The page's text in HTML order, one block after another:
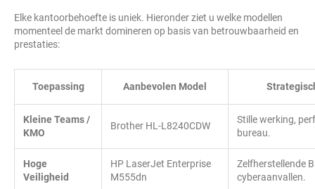
Elke kantoorbehoefte is uniek. Hieronder ziet u welke modellen
momenteel de markt domineren op basis van betrouwbaarheid en
prestaties:
Toepassing Aanbevolen Model
Kleine Teams /
KMO
Brother HL-L8240CDW
Stille werking,
bureau.
Hoge
Veiligheid
HP LaserJet Enterprise
M555dn
Zelfherstellende
cyberaanvallen.